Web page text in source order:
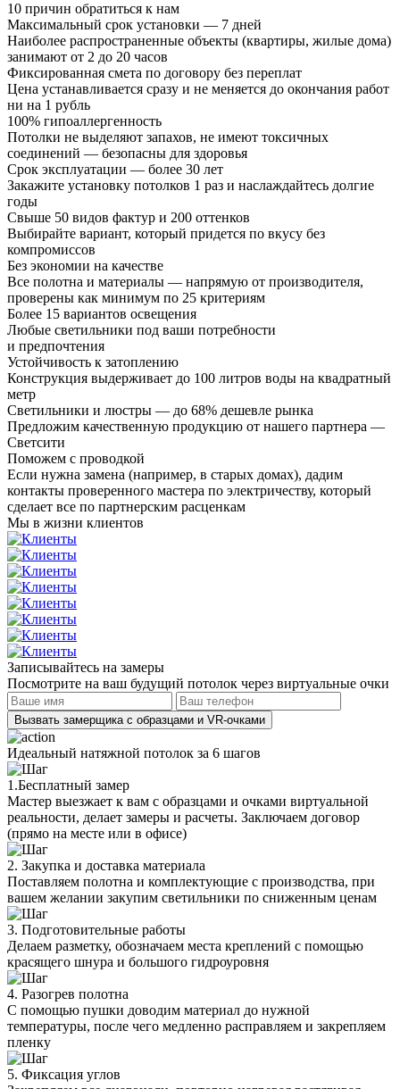
10 причин обратиться к нам
Максимальный срок установки — 7 дней
Наиболее распространенные объекты (квартиры, жилые дома)
занимают от 2 до 20 часов
Фиксированная смета по договору без переплат
Цена устанавливается сразу и не меняется до окончания работ
ни на 1 рубль
100% гипоаллергенность
Потолки не выделяют запахов, не имеют токсичных
соединений — безопасны для здоровья
Срок эксплуатации — более 30 лет
Закажите установку потолков 1 раз и наслаждайтесь долгие
годы
Свыше 50 видов фактур и 200 оттенков
Выбирайте вариант, который придется по вкусу без
компромиссов
Без экономии на качестве
Все полотна и материалы — напрямую от производителя,
проверены как минимум по 25 критериям
Более 15 вариантов освещения
Любые светильники под ваши потребности
и предпочтения
Устойчивость к затоплению
Конструкция выдерживает до 100 литров воды на квадратный
метр
Светильники и люстры — до 68% дешевле рынка
Предложим качественную продукцию от нашего партнера —
Светсити
Поможем с проводкой
Если нужна замена (например, в старых домах), дадим
контакты проверенного мастера по электричеству, который
сделает все по партнерским расценкам
Мы в жизни клиентов
Записывайтесь на замеры
Посмотрите на ваш будущий потолок через виртуальные очки
Вызвать замерщика с образцами и VR-очками
Идеальный натяжной потолок за 6 шагов
1.Бесплатный замер
Мастер выезжает к вам с образцами и очками виртуальной
реальности, делает замеры и расчеты. Заключаем договор
(прямо на месте или в офисе)
2. Закупка и доставка материала
Поставляем полотна и комплектующие с производства, при
вашем желании закупим светильники по сниженным ценам
3. Подготовительные работы
Делаем разметку, обозначаем места креплений с помощью
красящего шнура и большого гидроуровня
4. Разогрев полотна
С помощью пушки доводим материал до нужной
температуры, после чего медленно расправляем и закрепляем
пленку
5. Фиксация углов